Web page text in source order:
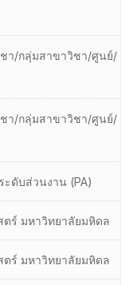
า/กลุ่มสาขาวิชา/ศูนย์/
า/กลุ่มสาขาวิชา/ศูนย์/
ะดับส่วนงาน (PA)
ตร์ มหาวิทยาลัยมหิดล
ตร์ มหาวิทยาลัยมหิดล